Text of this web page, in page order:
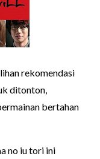
rekomendasi
ditonton,
bertahan
no iu tori ini